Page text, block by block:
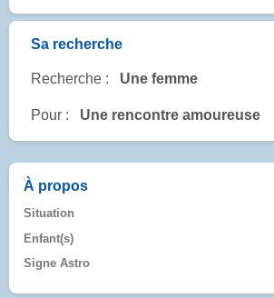
Sa recherche
Recherche : Une femme
Pour : Une rencontre amoureuse
À propos
Situation
Enfant(s)
Signe Astro